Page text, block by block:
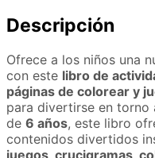
Descripción
Ofrece a los niños una
con este libro de
páginas de colorear y
para divertirse en
de 6 años, este libro
contenidos divertidos